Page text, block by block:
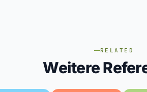
RELATED
Weitere